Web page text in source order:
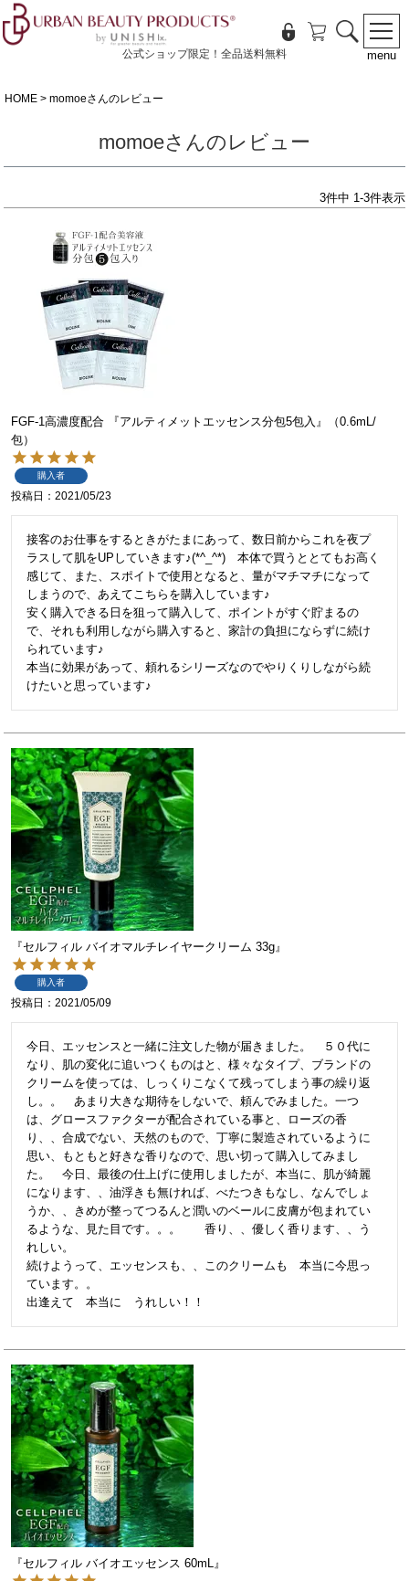
menu
公式ショップ限定！全品送料無料
HOME momoeさんのレビュー
momoeさんのレビュー
3件中 1-3件表示
FGF-1高濃度配合 『アルティメットエッセンス分包5包入』（0.6mL/
包）
購入者
投稿日 2021/05/23
接客のお仕事をするときがたまにあって、数日前からこれを夜プ
ラスして肌をUPしていきます♪(*^_^*)　本体で買うととてもお高く
感じて、また、スポイトで使用となると、量がマチマチになって
しまうので、あえてこちらを購入しています♪
安く購入できる日を狙って購入して、ポイントがすぐ貯まるの
で、それも利用しながら購入すると、家計の負担にならずに続け
られています♪
本当に効果があって、頼れるシリーズなのでやりくりしながら続
けたいと思っています♪
『セルフィル バイオマルチレイヤークリーム 33g』
購入者
投稿日 2021/05/09
今日、エッセンスと一緒に注文した物が届きました。　５０代に
なり、肌の変化に追いつくものはと、様々なタイプ、ブランドの
クリームを使っては、しっくりこなくて残ってしまう事の繰り返
し。。　あまり大きな期待をしないで、頼んでみました。一つ
は、グロースファクターが配合されている事と、ローズの香
り、、合成でない、天然のもので、丁寧に製造されているように
思い、もともと好きな香りなので、思い切って購入してみまし
た。　今日、最後の仕上げに使用しましたが、本当に、肌が綺麗
になります、、油浮きも無ければ、べたつきもなし、なんでしょ
うか、、きめが整ってつるんと潤いのベールに皮膚が包まれてい
るような、見た目です。。。　　香り、、優しく香ります、、う
れしい。
続けようって、エッセンスも、、このクリームも　本当に今思っ
ています。。
『セルフィル バイオエッセンス 60mL』